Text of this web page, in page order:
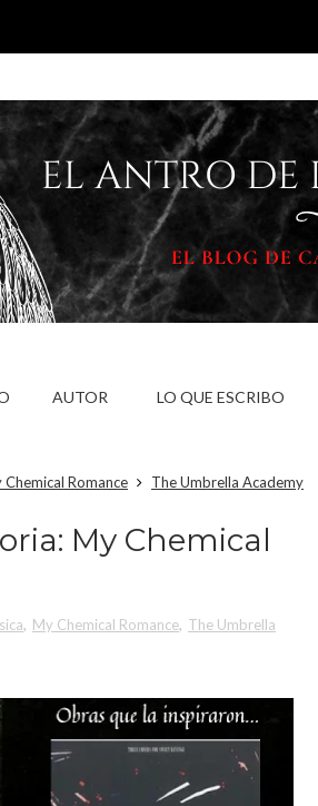
AUTOR LO QUE ESCRIBO
Chemical Romance
The Umbrella Academy
My Chemical
, My Chemical Romance, The Umbrella